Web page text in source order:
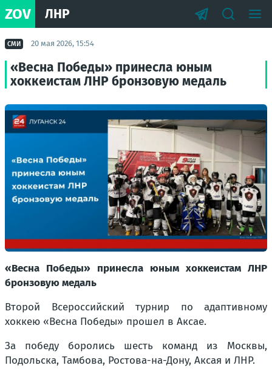
ZOV ЛНР
СМИ 20 мая 2026, 15:54
«Весна Победы» принесла юным
хоккеистам ЛНР бронзовую медаль
«Весна Победы» принесла юным хоккеистам ЛНР
бронзовую медаль
Второй Всероссийский турнир по адаптивному
хоккею «Весна Победы» прошел в Аксае.
За победу боролись шесть команд из Москвы,
Подольска, Тамбова, Ростова-на-Дону, Аксая и ЛНР.